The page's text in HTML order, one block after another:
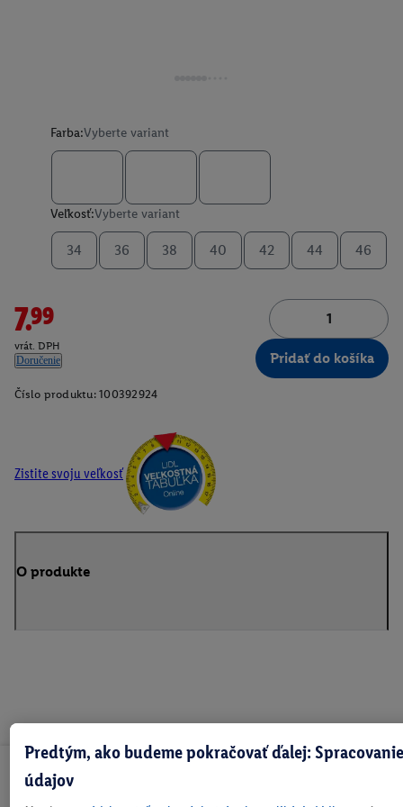
Farba:Vyberte variant
Veľkosť:Vyberte variant
34 36 38 40 42 44 46
7.99
vrát. DPH
Doručenie
Pridať do košíka
Číslo produktu: 100392924
Zistite svoju veľkosť
O produkte
Predtým, ako budeme pokračovať ďalej:
údajov